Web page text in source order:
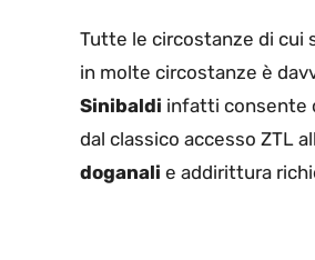
Tutte le circostanze di cui
in molte circostanze è
Sinibaldi infatti consente
dal classico accesso ZTL
doganali e addirittura